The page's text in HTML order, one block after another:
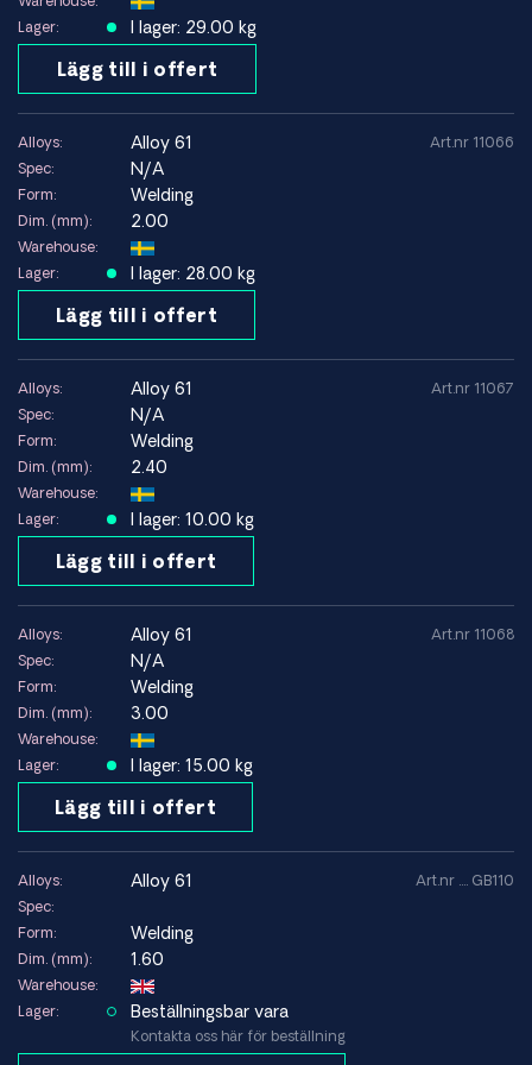
~1 %
Fördelar
Låg nivå av fritt kol i svetsgodset
God korrosionsbeständighet i alkaliska miljöer
Lämplig för olikartad svetsning mellan nickel och andra
legeringar
Stabila svetsförband i rena nickellegeringar
Begränsningar
Inte avsedd för applikationer som kräver hög
temperaturhållfasthet
Svetsmetallen är inte avsedd för åldershärdning
Hållfastheten i svetsfogen kan vara lägre än i vissa
höglegerade basmaterial
Vanliga produktformer för Alloy 61
Svetswire
TIG-tråd
Svetselektroder
Typiska användningsområden för Alloy 61
Svetsning av Nickel 200
Svetsning av Nickel 201
Olikartad svetsning mellan nickel och stål
Kemisk processutrustning
Industriella applikationer där rena nickellegeringar används
Kompatibla basmaterial
Alloy 61 används främst för svetsning av kommersiellt rena
nickellegeringar men kan även användas vid olikartad
svetsning mellan nickel och flera andra legeringar.
Nickel 201
Lager:
I lager: 29.00 kg
Lägg till i offert
Alloys: alloy 61
Spec: N/A
Form: Welding
Dim. (mm): 2.00
Warehouse:
Lager:
I lager: 28.00 kg
Lägg till i offert
Art.nr 11066
Alloys: alloy 61
Spec: N/A
Form: Welding
Dim. (mm): 2.40
Warehouse:
Lager:
I lager: 10.00 kg
Lägg till i offert
Art.nr 11067
Alloys: alloy 61
Spec: N/A
Form: Welding
Dim. (mm): 3.00
Warehouse:
Lager:
I lager: 15.00 kg
Lägg till i offert
Art.nr 11068
Alloys: alloy 61
Spec:
Form:
Welding
Dim. (mm): 1.60
Warehouse:
Lager:
Beställningsbar vara
Kontakta oss här för beställning
Art.nr .... GB110